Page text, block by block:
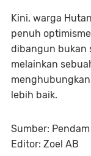
Kini, warga
penuh
dibangun bukan
melainkan
lebih baik.
Sumber:
Editor: Zoel AB